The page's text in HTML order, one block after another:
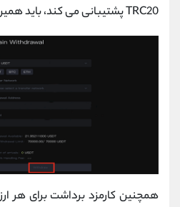
TRC20 پشتیبانی می ‌کند، باید همین شبکه را انتخاب کنید.
همچنین کارمزد برداشت برای هر